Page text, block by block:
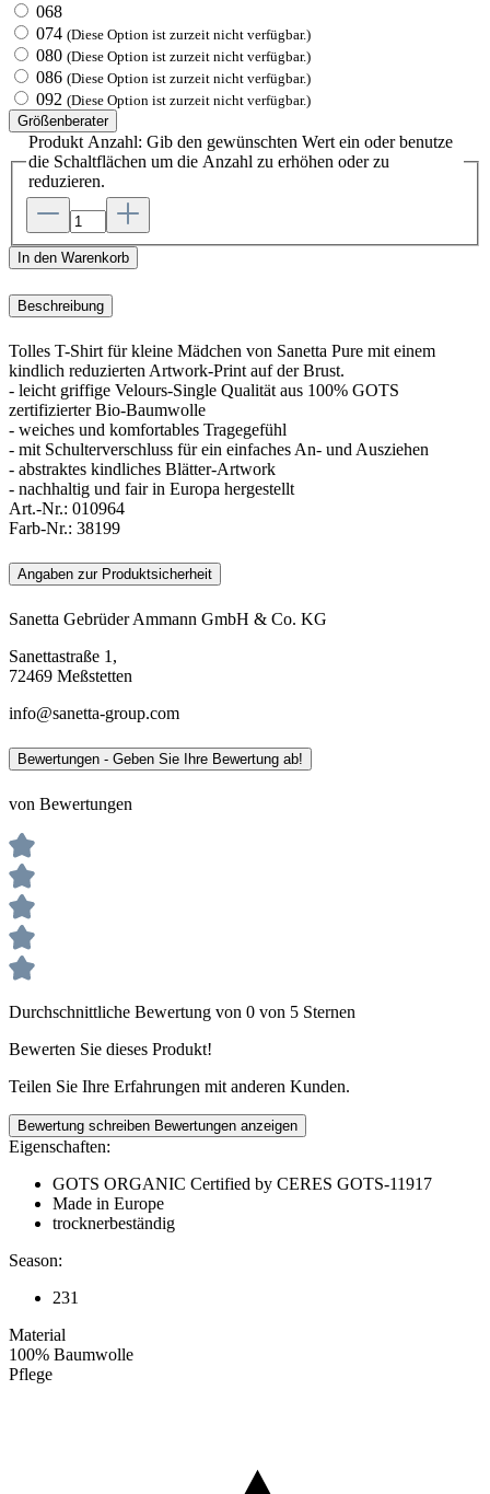
068
074 (Diese Option ist zurzeit nicht verfügbar.)
080 (Diese Option ist zurzeit nicht verfügbar.)
086 (Diese Option ist zurzeit nicht verfügbar.)
092 (Diese Option ist zurzeit nicht verfügbar.)
Größenberater
Produkt Anzahl: Gib den gewünschten Wert ein oder benutze
die Schaltflächen um die Anzahl zu erhöhen oder zu
reduzieren.
In den Warenkorb
Beschreibung
Tolles T-Shirt für kleine Mädchen von Sanetta Pure mit einem
kindlich reduzierten Artwork-Print auf der Brust.
- leicht griffige Velours-Single Qualität aus 100% GOTS
zertifizierter Bio-Baumwolle
- weiches und komfortables Tragegefühl
- mit Schulterverschluss für ein einfaches An- und Ausziehen
- abstraktes kindliches Blätter-Artwork
- nachhaltig und fair in Europa hergestellt
Art.-Nr.: 010964
Farb-Nr.: 38199
Angaben zur Produktsicherheit
Sanetta Gebrüder Ammann GmbH & Co. KG
Sanettastraße 1,
72469 Meßstetten
info@sanetta-group.com
Bewertungen - Geben Sie Ihre Bewertung ab!
von Bewertungen
Durchschnittliche Bewertung von 0 von 5 Sternen
Bewerten Sie dieses Produkt!
Teilen Sie Ihre Erfahrungen mit anderen Kunden.
Bewertung schreiben Bewertungen anzeigen
Eigenschaften:
GOTS ORGANIC Certified by CERES GOTS-11917
Made in Europe
trocknerbeständig
Season:
231
Material
100% Baumwolle
Pflege